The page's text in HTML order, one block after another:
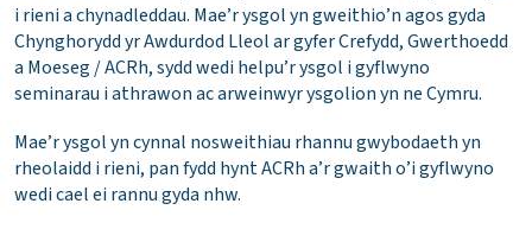
i rieni a chynadleddau. Mae’r ysgol yn gweithio’n agos gyda
Chynghorydd yr Awdurdod Lleol ar gyfer Crefydd, Gwerthoedd
a Moeseg / ACRh, sydd wedi helpu’r ysgol i gyflwyno
seminarau i athrawon ac arweinwyr ysgolion yn ne Cymru.
Mae’r ysgol yn cynnal nosweithiau rhannu gwybodaeth yn
rheolaidd i rieni, pan fydd hynt ACRh a’r gwaith o’i gyflwyno
wedi cael ei rannu gyda nhw.